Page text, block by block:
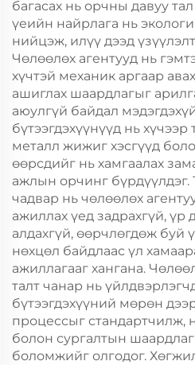
багасах нь орчны давуу
үеийн найрлага нь
нийцэж, илүү дээд
Чөлөөлөх агентууд нь
хүчтэй механик аргаар
ашиглах шаардлагыг
аюулгүй байдал
бүтээгдэхүүнүүд нь хүчээр
металл жижиг хэсгүүд
өөрсдийг нь хамгаалах
ажлын орчинг бүрдүүлдэг.
чадвар нь чөлөөлөх
ажиллах үед задрахгүй, үр
алдахгүй, өөрчлөгдөж буй
нөхцөл байдлаас үл
ажиллагааг хангана.
талт чанар нь
бүтээгдэхүүний мөрөн
процессыг стандартчилж,
болон сургалтын
боломжийг олгодог.